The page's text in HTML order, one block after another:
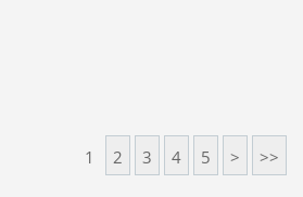
1 2 3 4 5 > >>